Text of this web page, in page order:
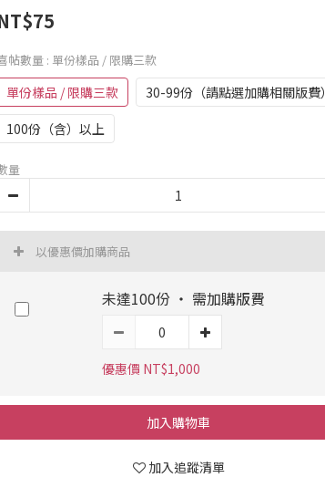
帖數量 : 單份樣品 / 限購三款
單份樣品 / 限購三款
30-99份（請點選加購相關版費）
100份（含）以上
量
以優惠價加購商品
未達100份 ‧ 需加購版費
優惠價 NT$1,000
加入購物車
加入追蹤清單